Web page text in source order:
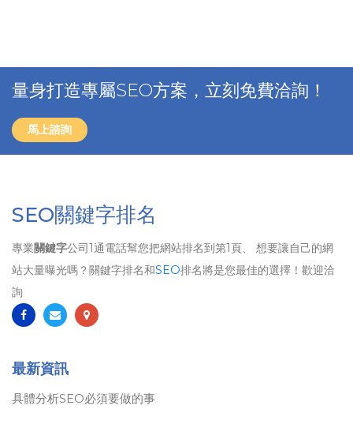
量身打造專屬SEO方案，立刻免費洽詢！
馬上諮詢
SEO關鍵字排名
專業關鍵字公司1通電話幫您把網站排名到第1頁、 想要讓自己的網
站大量曝光嗎？關鍵字排名和SEO排名將是您最佳的選擇！歡迎洽
詢
最新資訊
具體分析SEO必須要做的事